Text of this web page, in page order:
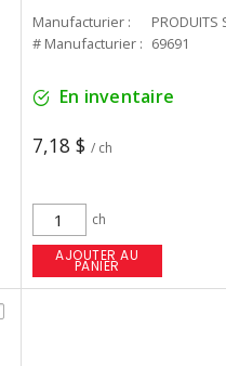
Manufacturier :
PRODUITS
# Manufacturier : 69691
En inventaire
7,18 $ / ch
ch
AJOUTER AU
PANIER